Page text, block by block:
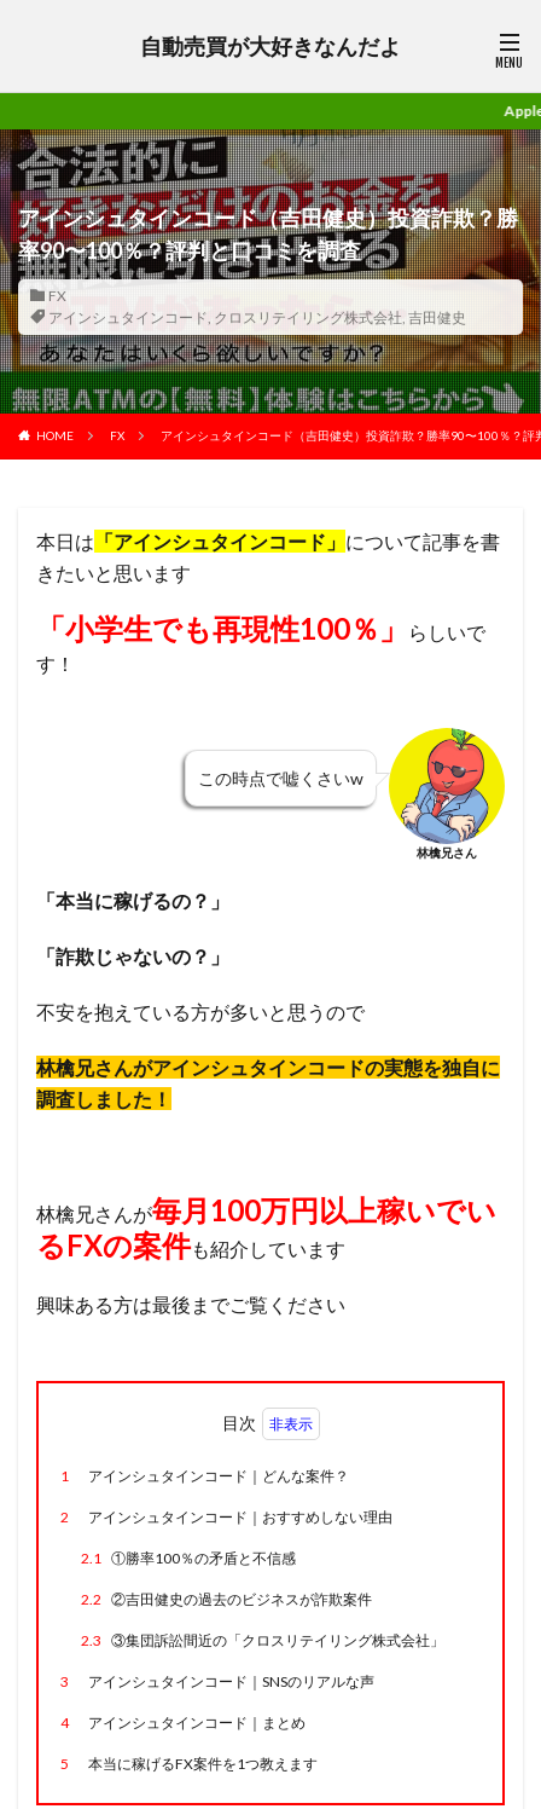
自動売買が大好きなんだよ
Apple信者の林檎兄さんが
アインシュタインコード（吉田健史）投資詐欺？勝
率90〜100％？評判と口コミを調査
FX
アインシュタインコード, クロスリテイリング株式会社, 吉田健史
HOME FX アインシュタインコード（吉田健史）投資詐欺？勝率90〜100％？評
本日は 「アインシュタインコード」 について記事を書
きたいと思います
「小学生でも再現性100％」
らしいで
す！
この時点で嘘くさいw
林檎兄さん
「本当に稼げるの？」
「詐欺じゃないの？」
不安を抱えている方が多いと思うので
林檎兄さんがアインシュタインコードの実態を独自に
調査しました！
林檎兄さんが毎月100万円以上稼いでい
るFXの案件も紹介しています
興味ある方は最後までご覧ください
目次
1 アインシュタインコード｜どんな案件？
2 アインシュタインコード｜おすすめしない理由
2.1 ①勝率100％の矛盾と不信感
2.2 ②吉田健史の過去のビジネスが詐欺案件
2.3 ③集団訴訟間近の「クロスリテイリング株式会社」
3 アインシュタインコード｜SNSのリアルな声
4 アインシュタインコード｜まとめ
5 本当に稼げるFX案件を1つ教えます